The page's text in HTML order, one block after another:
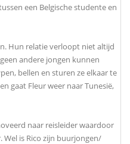
een Belgische studente en
Hun relatie verloopt niet altijd
andere jongen kunnen
bellen en sturen ze elkaar te
gaat Fleur weer naar Tunesië,
naar reisleider waardoor
Wel is Rico zijn buurjongen/